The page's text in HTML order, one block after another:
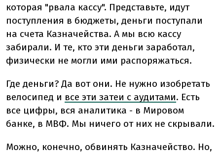
которая "рвала кассу". Представьте, идут
поступления в бюджеты, деньги поступали
на счета Казначейства. А мы всю кассу
забирали. И те, кто эти деньги заработал,
физически не могли ими распоряжаться.
Где деньги? Да вот они. Не нужно изобретать
велосипед и все эти затеи с аудитами. Есть
все цифры, вся аналитика - в Мировом
банке, в МВФ. Мы ничего от них не скрывали.
Можно, конечно, обвинять Казначейство. Но,